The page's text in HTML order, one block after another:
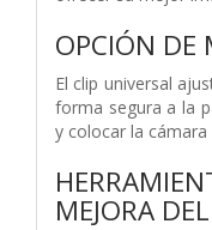
OPCIÓN DE
El clip universal
forma segura a la
y colocar la
MEJORA